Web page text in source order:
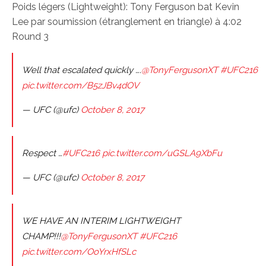
Poids légers (Lightweight): Tony Ferguson bat Kevin
Lee par soumission (étranglement en triangle) à 4:02
Round 3
Well that escalated quickly ….@TonyFergusonXT #UFC216
pic.twitter.com/B5zJBv4dOV
— UFC (@ufc) October 8, 2017
Respect …#UFC216 pic.twitter.com/uGSLA9XbFu
— UFC (@ufc) October 8, 2017
WE HAVE AN INTERIM LIGHTWEIGHT
CHAMP!!!@TonyFergusonXT #UFC216
pic.twitter.com/OoYrxHfSLc